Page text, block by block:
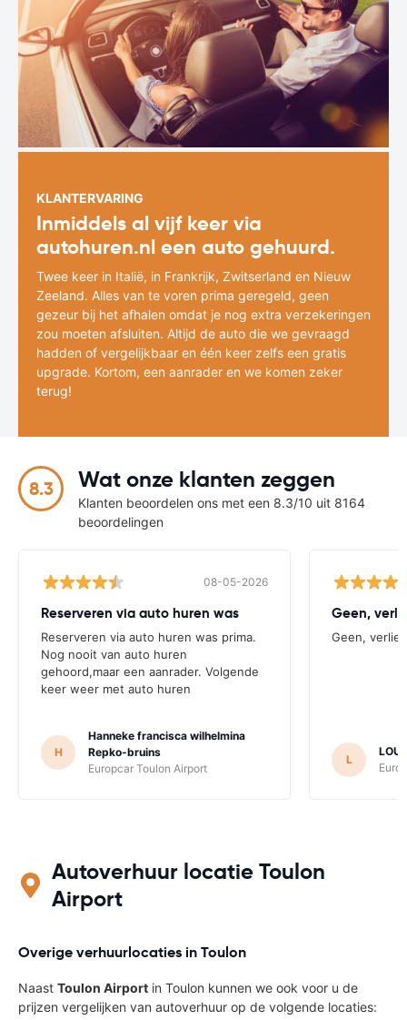
KLANTERVARING
Inmiddels al vijf keer via
autohuren.nl een auto gehuurd.
Twee keer in Italië, in Frankrijk, Zwitserland en Nieuw
Zeeland. Alles van te voren prima geregeld, geen
gezeur bij het afhalen omdat je nog extra verzekeringen
zou moeten afsluiten. Altijd de auto die we gevraagd
hadden of vergelijkbaar en één keer zelfs een gratis
upgrade. Kortom, een aanrader en we komen zeker
terug!
8.3 Wat onze klanten zeggen
Klanten beoordelen ons met een 8.3/10 uit 8164
beoordelingen
08-05-2026
Reserveren via auto huren was
Reserveren via auto huren was prima.
Nog nooit van auto huren
gehoord,maar een aanrader. Volgende
keer weer met auto huren
H
Hanneke francisca wilhelmina
Repko-bruins
Europcar Toulon Airport
Geen,
Geen,
L
Autoverhuur locatie Toulon
Airport
Overige verhuurlocaties in Toulon
Naast Toulon Airport in Toulon kunnen we ook voor u de
prijzen vergelijken van autoverhuur op de volgende locaties: